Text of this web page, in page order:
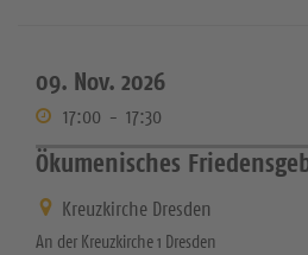
09. Nov. 2026
17:00 - 17:30
Ökumenisches
Kreuzkirche Dresden
An der Kreuzkirche 1 Dresden